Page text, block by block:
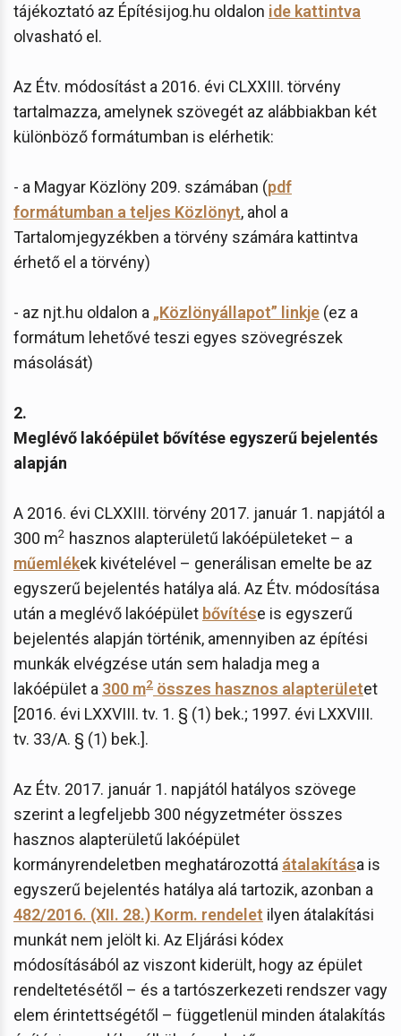
tájékoztató az Építésijog.hu oldalon ide kattintva
olvasható el.
Az Étv. módosítást a 2016. évi CLXXIII. törvény
tartalmazza, amelynek szövegét az alábbiakban két
különböző formátumban is elérhetik:
- a Magyar Közlöny 209. számában (pdf
formátumban a teljes Közlönyt, ahol a
Tartalomjegyzékben a törvény számára kattintva
érhető el a törvény)
- az njt.hu oldalon a „Közlönyállapot” linkje (ez a
formátum lehetővé teszi egyes szövegrészek
másolását)
2.
Meglévő lakóépület bővítése egyszerű bejelentés
alapján
A 2016. évi CLXXIII. törvény 2017. január 1. napjától a
300 m2 hasznos alapterületű lakóépületeket – a
műemlékek kivételével – generálisan emelte be az
egyszerű bejelentés hatálya alá. Az Étv. módosítása
után a meglévő lakóépület bővítése is egyszerű
bejelentés alapján történik, amennyiben az építési
munkák elvégzése után sem haladja meg a
lakóépület a 300 m2 összes hasznos alapterületet
[2016. évi LXXVIII. tv. 1. § (1) bek.; 1997. évi LXXVIII.
tv. 33/A. § (1) bek.].
Az Étv. 2017. január 1. napjától hatályos szövege
szerint a legfeljebb 300 négyzetméter összes
hasznos alapterületű lakóépület
kormányrendeletben meghatározottá átalakítása is
egyszerű bejelentés hatálya alá tartozik, azonban a
482/2016. (XII. 28.) Korm. rendelet ilyen átalakítási
munkát nem jelölt ki. Az Eljárási kódex
módosításából az viszont kiderült, hogy az épület
rendeltetésétől – és a tartószerkezeti rendszer vagy
elem érintettségétől – függetlenül minden átalakítás